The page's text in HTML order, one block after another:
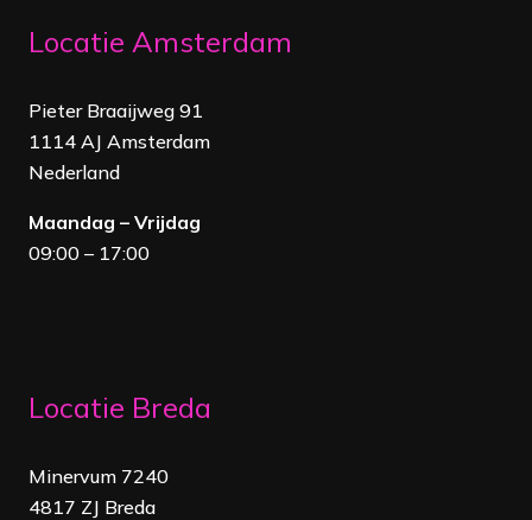
Locatie Amsterdam
Pieter Braaijweg 91
1114 AJ Amsterdam
Nederland
Maandag – Vrijdag
09:00 – 17:00
Locatie Breda
Minervum 7240
4817 ZJ Breda